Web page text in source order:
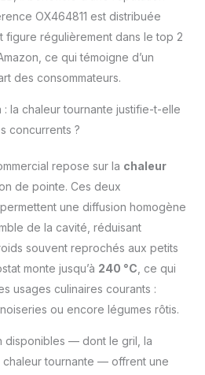
diminution du
pièces disponibles
rapidement à un prix
raisonnable auprès de
agréés dans le monde.
Cela nous permet de
nombreuses années
nos produits plutôt que
de les échanger dans
le cadre de notre
engagement à
protéger
l’environnement et à
réduire les déchets.
ESTHÉTIQUE &
ÉLÉGANT : Design
touche vintage qui
s'intègre parfaitement
OX464811 est distribuée
figure régulièrement dans le top 2
ce qui témoigne d’un
des consommateurs.
la chaleur tournante justifie-t-elle
concurrents ?
repose sur la chaleur
de pointe. Ces deux
une diffusion homogène
de la cavité, réduisant
souvent reprochés aux petits
monte jusqu’à 240 °C , ce qui
usages culinaires courants :
ou encore légumes rôtis.
disponibles — dont le gril, la
tournante — offrent une